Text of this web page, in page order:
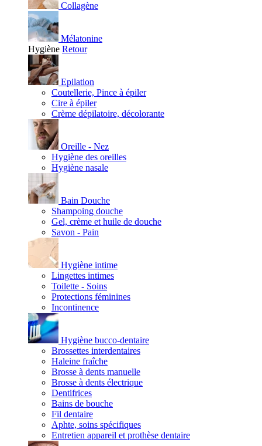
Collagène
Mélatonine
Hygiène Retour
Epilation
Coutellerie, Pince à épiler
Cire à épiler
Crème dépilatoire, décolorante
Oreille - Nez
Hygiène des oreilles
Hygiène nasale
Bain Douche
Shampoing douche
Gel, crème et huile de douche
Savon - Pain
Hygiène intime
Lingettes intimes
Toilette - Soins
Protections féminines
Incontinence
Hygiène bucco-dentaire
Brossettes interdentaires
Haleine fraîche
Brosse à dents manuelle
Brosse à dents électrique
Dentifrices
Bains de bouche
Fil dentaire
Aphte, soins spécifiques
Entretien appareil et prothèse dentaire